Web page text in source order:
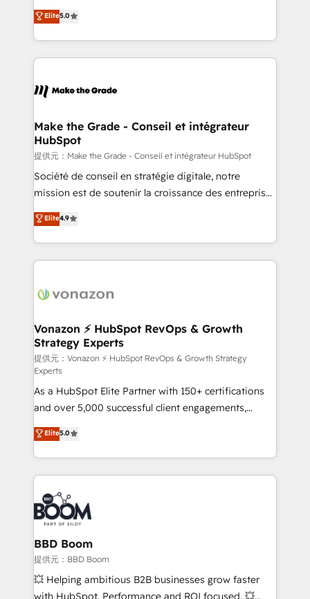
international offices and 175+ employees.
Elite HubSpot Solutions Partner, we specialize in
creating tailored, end-to-end CRM solutions that
accelerate growth, improve operational efficiency,
and ensure faster time to value on HubSpot. What
day one, our team takes the time to deeply
strategies that deliver impactful results. Our mission
is to empower you to unlock HubSpot’s full potential
—faster. Through expert training, unmatched
responsiveness, and ongoing support, we equip
your team to adopt new systems with confidence
customer engagement.
Elite5.0
Make the Grade - Conseil et intégrateur
HubSpot
提供元：Make the Grade - Conseil et intégrateur HubSpot
Société de conseil en stratégie digitale, notre
mission est de soutenir la croissance des entreprises
B2B à travers l’acquisition de nouveaux clients,
l'intégration CRM et le développement des revenus
auprès de vos comptes existants. En France et à
l'international, nous travaillons avec des ETI
delà d’une simple transformation digitale et des
➤ L’intégration de CRM et de méthodologie RevOps
pour aligner les équipes marketing, commerciales et
support client (data migration, synchronisation API,
audit et maintenance) ➤ La création de sites internet
de conversion qui transforment les visiteurs en
opportunités d'affaires ➤ La mise en place de
stratégies d'acquisition marketing (SEO, SEA,
inbound, automatisation marketing, ABM, IA,
emailing) Informations clés : - 10 ans d'expérience -
100+ intégrations CRM HubSpot réussies - 40
experts conseil - 150 certifications HubSpot
cumulées
Elite4.9
Vonazon ⚡ HubSpot RevOps & Growth
Strategy Experts
提供元：Vonazon ⚡ HubSpot RevOps & Growth Strategy
Experts
As a HubSpot Elite Partner with 150+ certifications
and over 5,000 successful client engagements,
Vonazon turns marketing complexity into
measurable, scalable growth. From onboarding to
enterprise-grade campaigns, our in-house team
builds scalable strategies that drive long-term
revenue. ⚙️ HubSpot Integration & Optimization •
Seamless CRM, CMS, and automation setup •
Complex platform migrations and data cleanups •
Custom APIs and third-party integrations 📈 End-to-
End Revenue Acceleration • Lifecycle marketing and
pipeline growth programs • Sales enablement tools
and CRM optimization • Retention strategies with
Elite5.0
BBD Boom
提供元：BBD Boom
💥 Helping ambitious B2B businesses grow faster
with HubSpot. Performance and ROI focused. 💥